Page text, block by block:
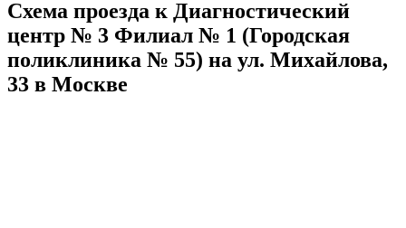
Схема проезда к Диагностический
центр № 3 Филиал № 1 (Городская
поликлиника № 55) на ул. Михайлова,
33 в Москве